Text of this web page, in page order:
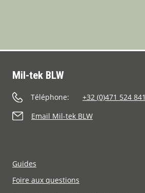
Mil-tek BLW
Téléphone:
+32 (0)471 524 841
Email Mil-tek BLW
Guides
Foire aux questions